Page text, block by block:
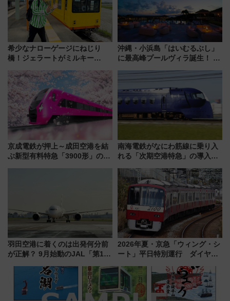
希少なナローゲージにねじり
橋！ジェラートがミルキー
278回目の舞台は「三岐鉄道北
勢線」
沖縄・小浜島「はいむるぶし」
に最高峰プールヴィラ誕生！ 石
美旅「何もしない贅沢」を体験
してみない？
京成電鉄が押上～成田空港を結
ぶ新型有料特急「3900形」のコ
南海電鉄がなにわ筋線に乗り入
れる「次期空港特急」の導入を
日本初の鉄道デザイン
羽田空港に着くのは出発何分前
が正解？ 9月始動のJAL「第1タ
歩1キロ超え！ 知っておきたい
変更点まとめ
2026年夏・京急「ウィング・シ
ート」平日特別運行 ダイヤ・
三浦海岸を堪能できるお出かけ
プランもご紹介